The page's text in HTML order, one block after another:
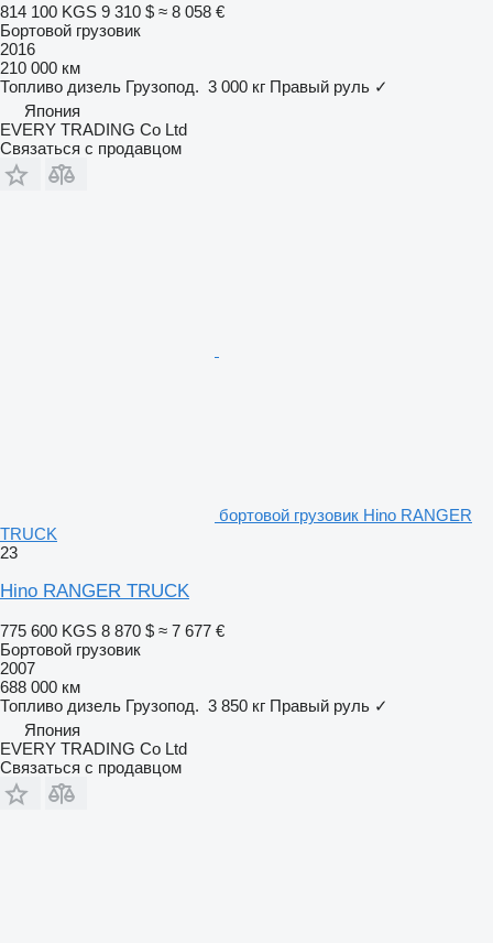
814 100 KGS 9 310 $ ≈ 8 058 €
Бортовой грузовик
2016
210 000 км
Топливо дизель Грузопод. 3 000 кг Правый руль ✓
Япония
EVERY TRADING Co Ltd
Связаться с продавцом
бортовой грузовик Hino RANGER
TRUCK
23
Hino RANGER TRUCK
775 600 KGS 8 870 $ ≈ 7 677 €
Бортовой грузовик
2007
688 000 км
Топливо дизель Грузопод. 3 850 кг Правый руль ✓
Япония
EVERY TRADING Co Ltd
Связаться с продавцом